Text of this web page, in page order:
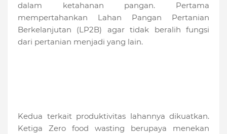
dalam ketahanan pangan. Pertama
mempertahankan Lahan Pangan Pertanian
Berkelanjutan (LP2B) agar tidak beralih fungsi
dari pertanian menjadi yang lain.
Kedua terkait produktivitas lahannya dikuatkan.
Ketiga Zero food wasting berupaya menekan